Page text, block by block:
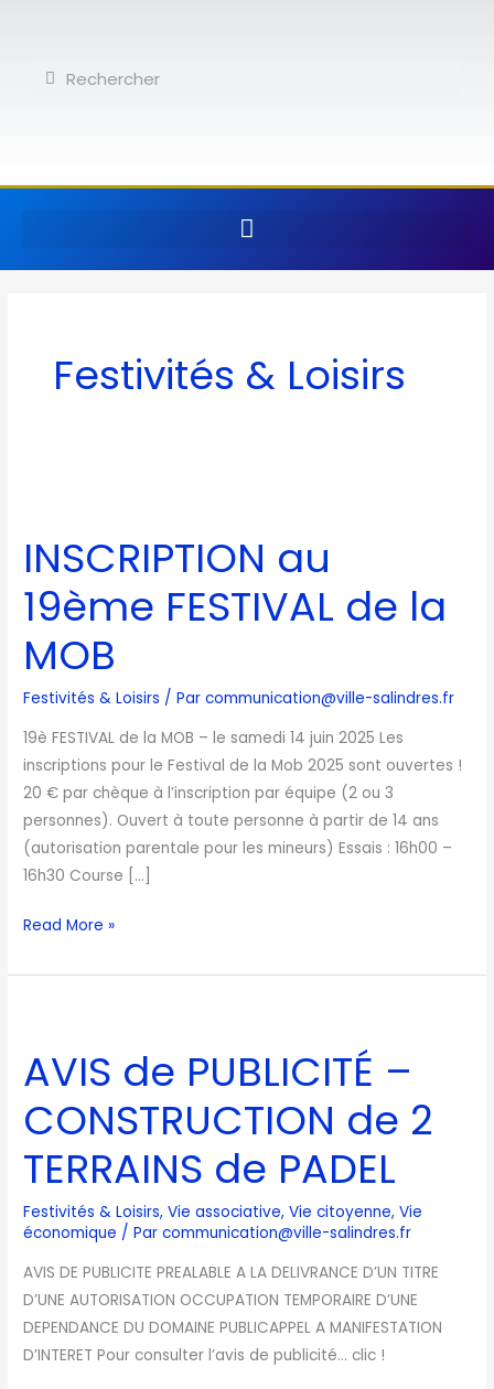
contenuRechercher
Rechercher
Festivités & Loisirs
INSCRIPTION au
19ème FESTIVAL de la
MOB
Festivités & Loisirs / Parcommunication@ville-salindres.fr
19è FESTIVAL de la MOB – le samedi 14 juin 2025 Les
inscriptions pour le Festival de la Mob 2025 sont ouvertes !
20 € par chèque à l’inscription par équipe (2 ou 3
personnes). Ouvert à toute personne à partir de 14 ans
(autorisation parentale pour les mineurs) Essais : 16h00 –
16h30 Course […]
19ème
FESTIVAL
de
MOB
Read More »
AVIS de PUBLICITÉ –
CONSTRUCTION de 2
TERRAINS de PADEL
Festivités & Loisirs,Vie associative,Vie citoyenne,Vie
économique / Parcommunication@ville-salindres.fr
AVIS DE PUBLICITE PREALABLE A LA DELIVRANCE D’UN TITRE
D’UNE AUTORISATION OCCUPATION TEMPORAIRE D’UNE
DEPENDANCE DU DOMAINE PUBLICAPPEL A MANIFESTATION
D’INTERET Pour consulter l’avis de publicité… clic !
PUBLICITÉ
–
CONSTRUCTION
TERRAINS
de